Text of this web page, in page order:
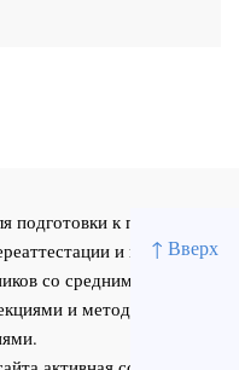
↑ Вверх
к первичной
и повышения
со средним и высшим
и методическими